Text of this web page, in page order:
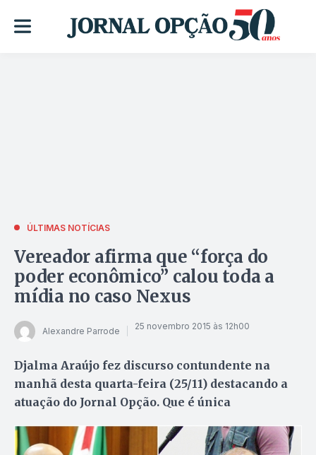
ÚLTIMAS NOTÍCIAS
Vereador afirma que “força do
poder econômico” calou toda a
mídia no caso Nexus
Alexandre Parrode 25 novembro 2015 às 12h00
Djalma Araújo fez discurso contundente na
manhã desta quarta-feira (25/11) destacando a
atuação do Jornal Opção. Que é única